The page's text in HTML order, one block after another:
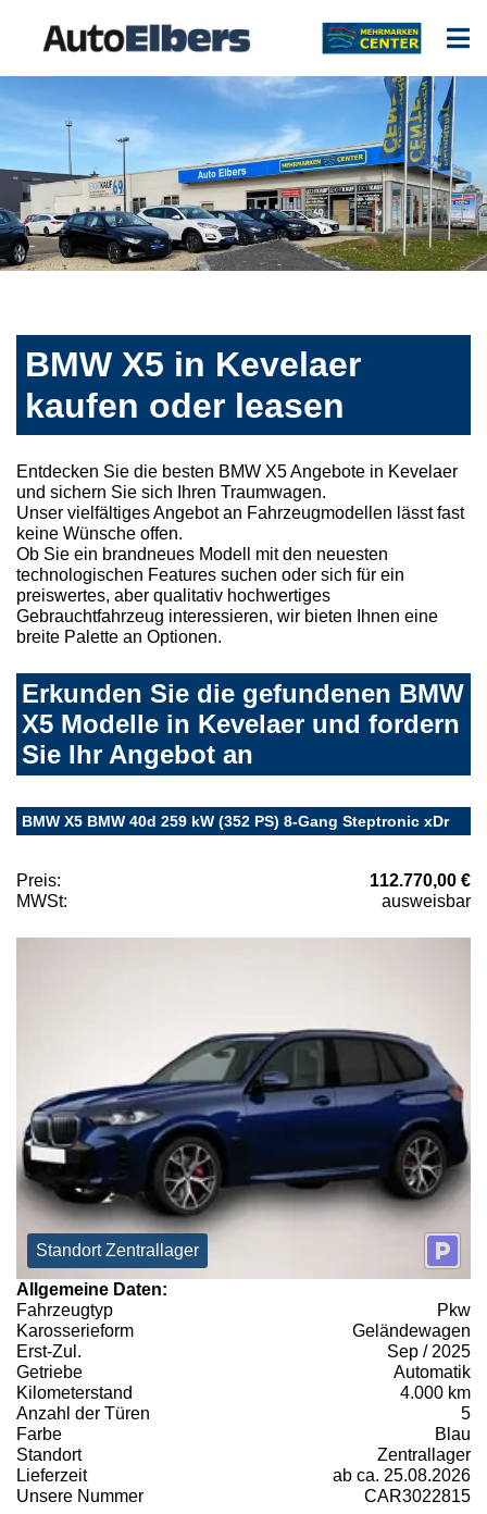
BMW X5 in Kevelaer
kaufen oder leasen
Entdecken Sie die besten BMW X5 Angebote in Kevelaer
und sichern Sie sich Ihren Traumwagen.
Unser vielfältiges Angebot an Fahrzeugmodellen lässt fast
keine Wünsche offen.
Ob Sie ein brandneues Modell mit den neuesten
technologischen Features suchen oder sich für ein
preiswertes, aber qualitativ hochwertiges
Gebrauchtfahrzeug interessieren, wir bieten Ihnen eine
breite Palette an Optionen.
Erkunden Sie die gefundenen BMW
X5 Modelle in Kevelaer und fordern
Sie Ihr Angebot an
BMW X5 BMW 40d 259 kW (352 PS) 8-Gang Steptronic xDr
Preis:
112.770,00 €
MWSt:
ausweisbar
Standort Zentrallager
Allgemeine Daten:
Fahrzeugtyp
Pkw
Karosserieform
Geländewagen
Erst-Zul.
Sep / 2025
Getriebe
Automatik
Kilometerstand
4.000 km
Anzahl der Türen
5
Farbe
Blau
Standort
Zentrallager
Lieferzeit
ab ca. 25.08.2026
Unsere Nummer
CAR3022815